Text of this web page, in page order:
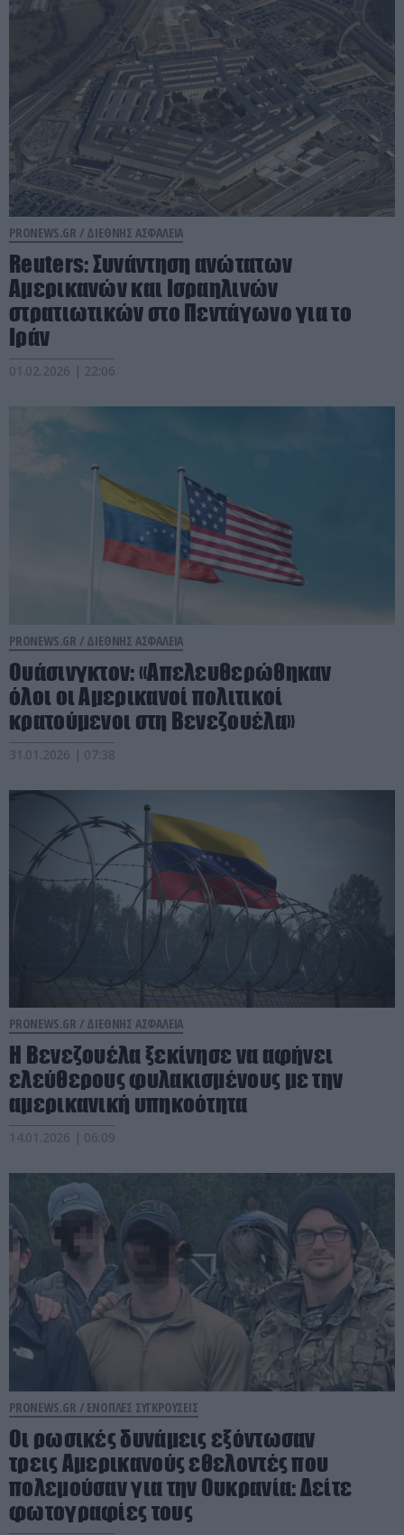
PRONEWS.GR / ΔΙΕΘΝΗΣ ΑΣΦΑΛΕΙΑ
Reuters: Συνάντηση ανώτατων
Αμερικανών και Ισραηλινών
στρατιωτικών στο Πεντάγωνο για το
Ιράν
01.02.2026 | 22:06
PRONEWS.GR / ΔΙΕΘΝΗΣ ΑΣΦΑΛΕΙΑ
Ουάσινγκτον: «Απελευθερώθηκαν
όλοι οι Αμερικανοί πολιτικοί
κρατούμενοι στη Βενεζουέλα»
31.01.2026 | 07:38
PRONEWS.GR / ΔΙΕΘΝΗΣ ΑΣΦΑΛΕΙΑ
Η Βενεζουέλα ξεκίνησε να αφήνει
ελεύθερους φυλακισμένους με την
αμερικανική υπηκοότητα
14.01.2026 | 06:09
PRONEWS.GR / ΕΝΟΠΛΕΣ ΣΥΓΚΡΟΥΣΕΙΣ
Οι ρωσικές δυνάμεις εξόντωσαν
τρεις Αμερικανούς εθελοντές που
πολεμούσαν για την Ουκρανία: Δείτε
φωτογραφίες τους